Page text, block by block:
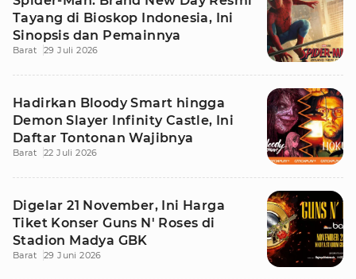
Tayang di Bioskop Indonesia, Ini
Sinopsis dan Pemainnya
Barat 29 Juli 2026
Hadirkan Bloody Smart hingga
Demon Slayer Infinity Castle, Ini
Daftar Tontonan Wajibnya
Barat 22 Juli 2026
Digelar 21 November, Ini Harga
Tiket Konser Guns N' Roses di
Stadion Madya GBK
Barat 29 Juni 2026